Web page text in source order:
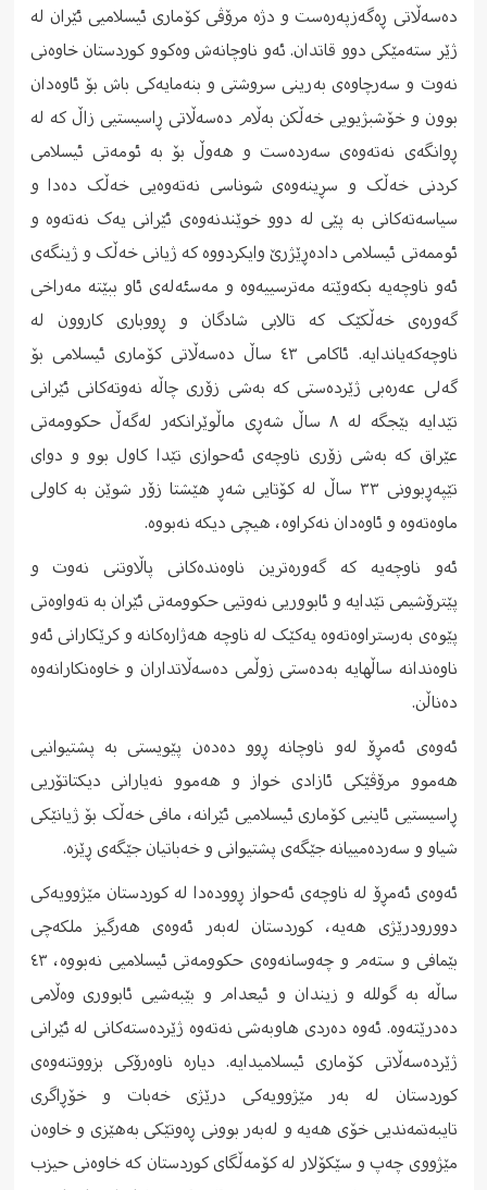
دەسەڵاتی ڕەگەزپەرەست و دژە مرۆڤی کۆماری ئیسلامیی ئێران لە
ژێر ستەمێکی دوو قاتدان. ئەو ناوچانەش وەکوو کوردستان خاوەنی
نەوت و سەرچاوەی بەرینی سروشتی و بنەمایەکی باش بۆ ئاوەدان
بوون و خۆشبژیویی خەڵکن بەڵام دەسەڵاتی ڕاسیستیی زاڵ کە لە
ڕوانگەی نەتەوەی سەردەست و هەوڵ بۆ بە ئومەتی ئیسلامی
کردنی خەڵک و سڕینەوەی شوناسی نەتەوەیی خەڵک دەدا و
سیاسەتەکانی بە پێی لە دوو خوێندنەوەی ئێرانی یەک نەتەوە و
ئوممەتی ئیسلامی دادەڕێژرێ وایکردووە کە ژیانی خەڵک و ژینگەی
ئەو ناوچەیە بکەوێتە مەترسییەوە و مەسئەلەی ئاو ببێتە مەراخی
گەورەی خەڵکێک کە تالابی شادگان و ڕووباری کاروون لە
ناوچەکەیاندایە. ئاکامی ٤٣ ساڵ دەسەڵاتی کۆماری ئیسلامی بۆ
گەلی عەرەبی ژێردەستی کە بەشی زۆری چاڵە نەوتەکانی ئێرانی
تێدایە بێجگە لە ٨ ساڵ شەڕی ماڵوێرانکەر لەگەڵ حکوومەتی
عێراق کە بەشی زۆری ناوچەی ئەحوازی تێدا کاول بوو و دوای
تێپەڕبوونی ٣٣ ساڵ لە کۆتایی شەڕ هێشتا زۆر شوێن بە کاولی
ماوەتەوە و ئاوەدان نەکراوە، هیچی دیکە نەبووە.
ئەو ناوچەیە کە گەورەترین ناوەندەکانی پاڵاوتنی نەوت و
پێترۆشیمی تێدایە و ئابووریی نەوتیی حکوومەتی ئێران بە تەواوەتی
پێوەی بەرستراوەتەوە یەکێک لە ناوچە هەژارەکانە و کرێکارانی ئەو
ناوەندانە ساڵهایە بەدەستی زوڵمی دەسەڵاتداران و خاوەنکارانەوە
دەناڵن.
ئەوەی ئەمڕۆ لەو ناوچانە ڕوو دەدەن پێویستی بە پشتیوانیی
هەموو مرۆڤێکی ئازادی خواز و هەموو نەیارانی دیکتاتۆریی
ڕاسیستیی ئاینیی کۆماری ئیسلامیی ئێرانە، مافی خەڵک بۆ ژیانێکی
شیاو و سەردەمییانە جێگەی پشتیوانی و خەباتیان جێگەی ڕێزە.
ئەوەی ئەمڕۆ لە ناوچەی ئەحواز ڕوودەدا لە کوردستان مێژوویەکی
دوورودرێژی هەیە، کوردستان لەبەر ئەوەی هەرگیز ملکەچی
بێمافی و ستەم و چەوسانەوەی حکوومەتی ئیسلامیی نەبووە، ٤٣
ساڵە بە گوللە و زیندان و ئیعدام و بێبەشیی ئابووری وەڵامی
دەدرێتەوە. ئەوە دەردی هاوبەشی نەتەوە ژێردەستەکانی لە ئێرانی
ژێردەسەڵاتی کۆماری ئیسلامیدایە. دیارە ناوەرۆکی بزووتنەوەی
کوردستان لە بەر مێژوویەکی درێژی خەبات و خۆڕاگری
تایبەتمەندیی خۆی هەیە و لەبەر بوونی ڕەوتێکی بەهێزی و خاوەن
مێژووی چەپ و سێکۆلار لە کۆمەڵگای کوردستان کە خاوەنی حیزب